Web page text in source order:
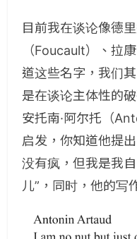
目前我在谈论像德
（Foucault）、拉
道这些名字，我们
是在谈论主体性的
安托南·阿尔托（
启发，你知道他提
没有疯，但我是我
儿”，同时，他的写